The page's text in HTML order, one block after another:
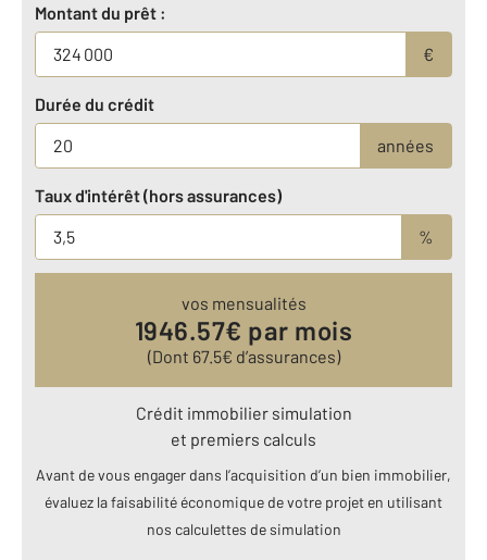
Montant du prêt :
€
Durée du crédit
années
Taux d'intérêt (hors assurances)
%
vos mensualités
1946.57€ par mois
(Dont 67.5€ d’assurances)
Crédit immobilier simulation
et premiers calculs
Avant de vous engager dans l’acquisition d’un bien immobilier,
évaluez la faisabilité économique de votre projet en utilisant
nos calculettes de simulation